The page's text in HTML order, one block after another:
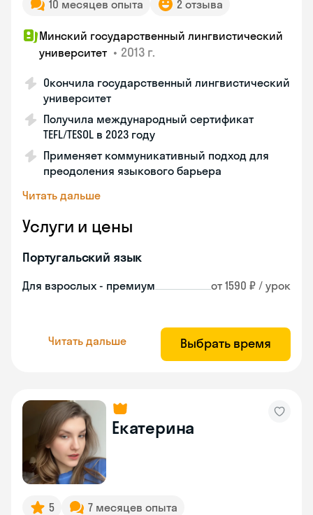
10 месяцев опыта 2 отзыва
Минский государственный лингвистический
университет • 2013 г.
Окончила государственный лингвистический
университет
Получила международный сертификат
TEFL/TESOL в 2023 году
Применяет коммуникативный подход для
преодоления языкового барьера
Читать дальше
Услуги и цены
Португальский язык
Для взрослых - премиум от 1590 ₽ / урок
Читать дальше Выбрать время
Екатерина
5 7 месяцев опыта